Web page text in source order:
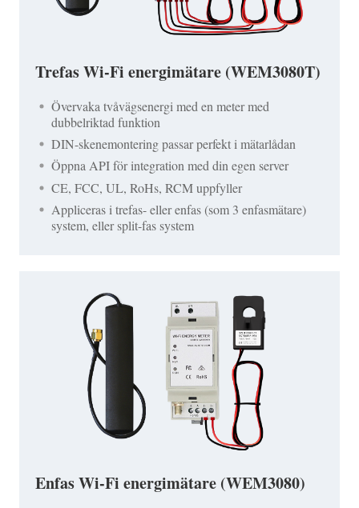
Trefas Wi-Fi energimätare (WEM3080T)
Övervaka tvåvägsenergi med en meter med
dubbelriktad funktion
DIN-skenemontering passar perfekt i mätarlådan
Öppna API för integration med din egen server
CE, FCC, UL, RoHs, RCM uppfyller
Appliceras i trefas- eller enfas (som 3 enfasmätare)
system, eller split-fas system
Enfas Wi-Fi energimätare (WEM3080)